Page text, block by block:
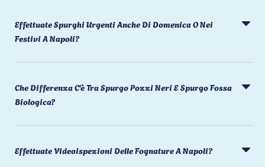
Effettuate Spurghi Urgenti Anche Di Domenica O Nei
Festivi A Napoli?
Che Differenza C'è Tra Spurgo Pozzi Neri E Spurgo Fossa
Biologica?
Effettuate Videoispezioni Delle Fognature A Napoli?